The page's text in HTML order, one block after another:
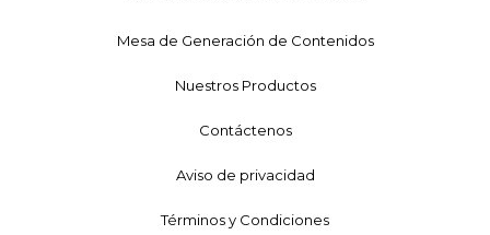
Mesa de Generación de Contenidos
Nuestros Productos
Contáctenos
Aviso de privacidad
Términos y Condiciones